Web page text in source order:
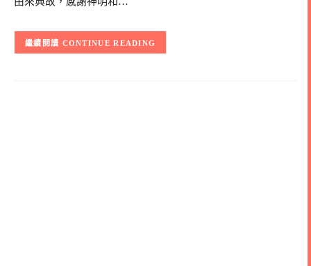
CONTINUE READING